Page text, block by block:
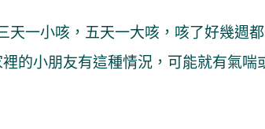
天一小咳，五天一大咳，咳了好幾週
的小朋友有這種情況，可能就有氣喘